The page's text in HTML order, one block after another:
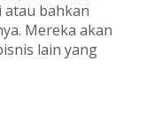
bahkan
Mereka akan
lain yang